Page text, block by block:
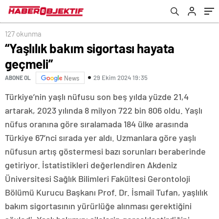
127 okunma
“Yaşlılık bakım sigortası hayata
geçmeli”
ABONE OL News 29 Ekim 2024 19:35
Türkiye’nin yaşlı nüfusu son beş yılda yüzde 21,4
artarak, 2023 yılında 8 milyon 722 bin 806 oldu. Yaşlı
nüfus oranına göre sıralamada 184 ülke arasında
Türkiye 67’nci sırada yer aldı. Uzmanlara göre yaşlı
nüfusun artış göstermesi bazı sorunları beraberinde
getiriyor. İstatistikleri değerlendiren Akdeniz
Üniversitesi Sağlık Bilimleri Fakültesi Gerontoloji
Bölümü Kurucu Başkanı Prof. Dr. İsmail Tufan, yaşlılık
bakım sigortasının yürürlüğe alınması gerektiğini